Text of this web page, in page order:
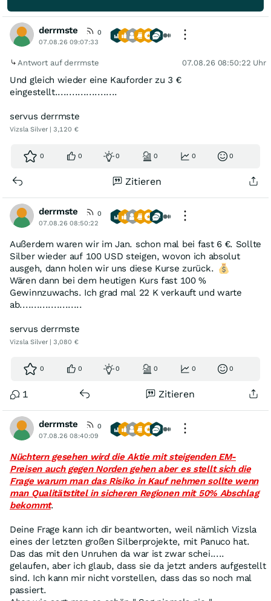
derrmste
0
07.08.26 09:07:33
Antwort auf derrmste 07.08.26 08:50:22 Uhr
Und gleich wieder eine Kauforder zu 3 €
eingestellt......................
servus derrmste
Vizsla Silver | 3,120 €
0 0 0 0 0 0
Zitieren
derrmste
0
07.08.26 08:50:22
Außerdem waren wir im Jan. schon mal bei fast 6 €. Sollte
Silber wieder auf 100 USD steigen, wovon ich absolut
ausgeh, dann holen wir uns diese Kurse zurück.
Wären dann bei dem heutigen Kurs fast 100 %
Gewinnzuwachs. Ich grad mal 22 K verkauft und warte
ab......................
servus derrmste
Vizsla Silver | 3,080 €
0 0 0 0 0 0
1 Zitieren
derrmste
0
07.08.26 08:40:09
Nüchtern gesehen wird die Aktie mit steigenden EM-
Preisen auch gegen Norden gehen aber es stellt sich die
Frage warum man das Risiko in Kauf nehmen sollte wenn
man Qualitätstitel in sicheren Regionen mit 50% Abschlag
bekommt.
Deine Frage kann ich dir beantworten, weil nämlich Vizsla
eines der letzten großen Silberprojekte, mit Panuco hat.
Das das mit den Unruhen da war ist zwar schei.....
gelaufen, aber ich glaub, dass sie da jetzt anders aufgestellt
sind. Ich kann mir nicht vorstellen, dass das so noch mal
passiert.